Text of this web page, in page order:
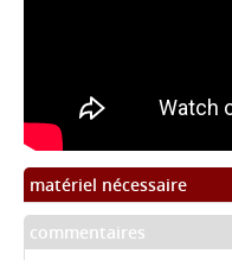
matériel nécessaire
commentaires